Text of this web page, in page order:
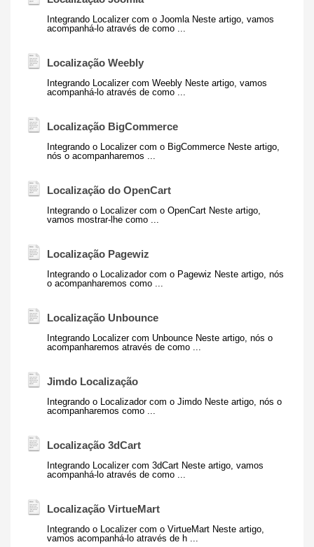
Integrando Localizer com o Joomla Neste artigo, vamos
acompanhá-lo através de como ...
Localização Weebly
Integrando Localizer com Weebly Neste artigo, vamos
acompanhá-lo através de como ...
Localização BigCommerce
Integrando o Localizer com o BigCommerce Neste artigo,
nós o acompanharemos ...
Localização do OpenCart
Integrando o Localizer com o OpenCart Neste artigo,
vamos mostrar-lhe como ...
Localização Pagewiz
Integrando o Localizador com o Pagewiz Neste artigo, nós
o acompanharemos como ...
Localização Unbounce
Integrando Localizer com Unbounce Neste artigo, nós o
acompanharemos através de como ...
Jimdo Localização
Integrando o Localizador com o Jimdo Neste artigo, nós o
acompanharemos como ...
Localização 3dCart
Integrando Localizer com 3dCart Neste artigo, vamos
acompanhá-lo através de como ...
Localização VirtueMart
Integrando o Localizer com o VirtueMart Neste artigo,
vamos acompanhá-lo através de h ...